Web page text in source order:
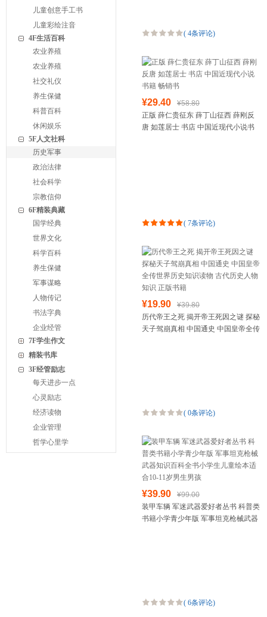
儿童创意手工书
儿童彩绘注音
4F生活百科
农业养殖
农业养殖
社交礼仪
养生保健
科普百科
休闲娱乐
5F人文社科
历史军事
政治法律
社会科学
宗教信仰
6F精装典藏
国学经典
世界文化
科学百科
养生保健
军事谋略
人物传记
书法字典
企业经管
7F学生作文
精装书库
3F经管励志
每天进步一点
心灵励志
经济读物
企业管理
哲学心里学
( 4条评论)
¥29.40
¥58.80
正版 薛仁贵征东 薛丁山征西 薛刚反
唐 如莲居士 书店 中国近现代小说书
( 7条评论)
¥19.90
¥39.80
历代帝王之死 揭开帝王死因之谜 探秘
天子驾崩真相 中国通史 中国皇帝全传
( 0条评论)
¥39.90
¥99.00
装甲车辆 军迷武器爱好者丛书 科普类
书籍小学青少年版 军事坦克枪械武器
( 6条评论)